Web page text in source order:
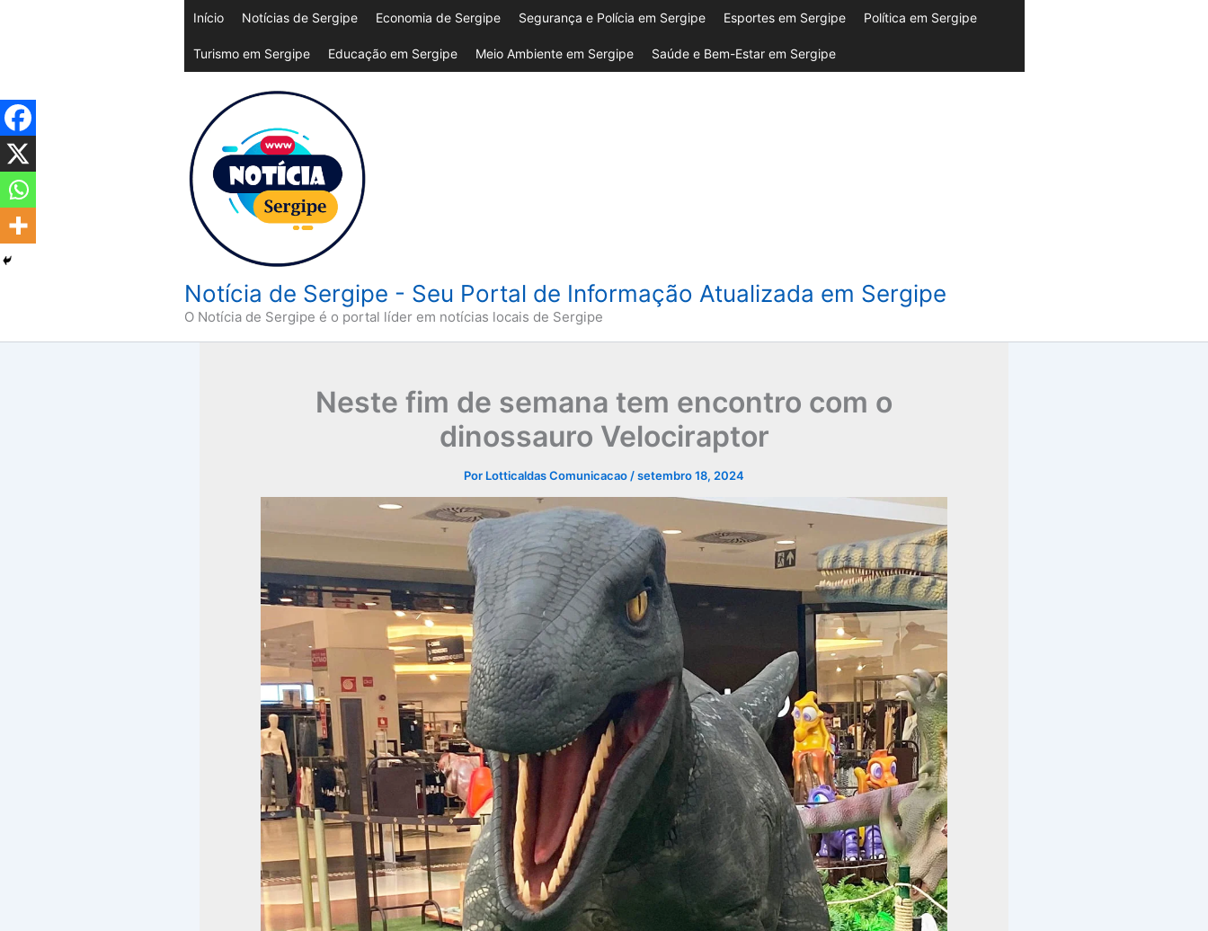
Início Notícias de Sergipe Economia de Sergipe Segurança e Polícia em Sergipe Esportes em Sergipe Política em Sergipe
Turismo em Sergipe Educação em Sergipe Meio Ambiente em Sergipe Saúde e Bem-Estar em Sergipe
Notícia de Sergipe - Seu Portal de Informação Atualizada em Sergipe
O Notícia de Sergipe é o portal líder em notícias locais de Sergipe
Neste fim de semana tem encontro com o
dinossauro Velociraptor
Por Lotticaldas Comunicacao /setembro 18, 2024